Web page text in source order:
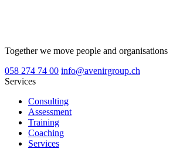
Together we move people and organisations
058 274 74 00 info@avenirgroup.ch
Services
Consulting
Assessment
Training
Coaching
Services